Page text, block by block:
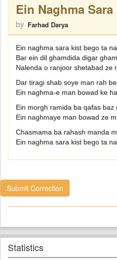
Ein Naghma
by Farhad Darya
Ein naghma sara kist bego ta
Bar ein dil ghamdida digar
Nalenda o ranjoor shetabad ze
Dar tiragi shab soye man rah
Ein naghma-e man bowad ke
Ein morgh ramida ba qafas baz
Ein naghmaye man bowad ze
Chasmama ba rahash manda
Ein naghma sara kist bego ta
Submit Correction
Statistics